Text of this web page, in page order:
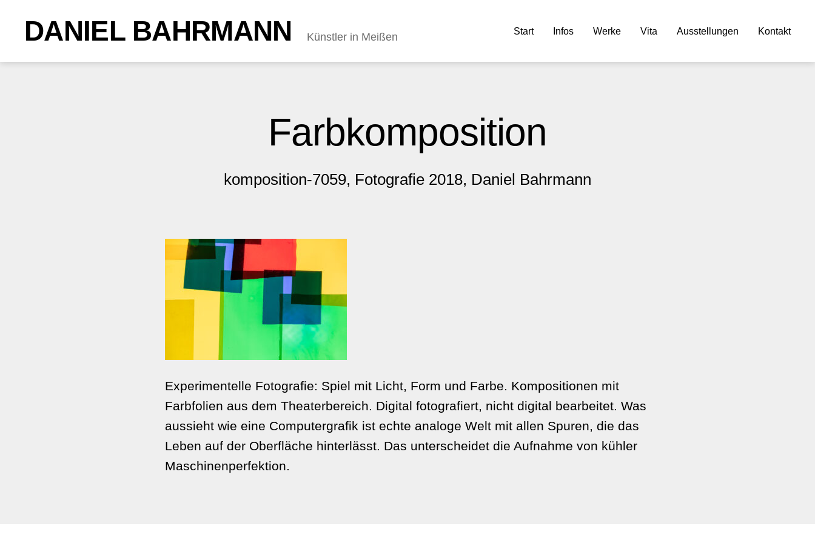
DANIEL BAHRMANN Künstler in Meißen Start Infos Werke Vita Ausstellungen Kontakt
Farbkomposition
komposition-7059, Fotografie 2018, Daniel Bahrmann
Experimentelle Fotografie: Spiel mit Licht, Form und Farbe. Kompositionen mit
Farbfolien aus dem Theaterbereich. Digital fotografiert, nicht digital bearbeitet. Was
aussieht wie eine Computergrafik ist echte analoge Welt mit allen Spuren, die das
Leben auf der Oberfläche hinterlässt. Das unterscheidet die Aufnahme von kühler
Maschinenperfektion.